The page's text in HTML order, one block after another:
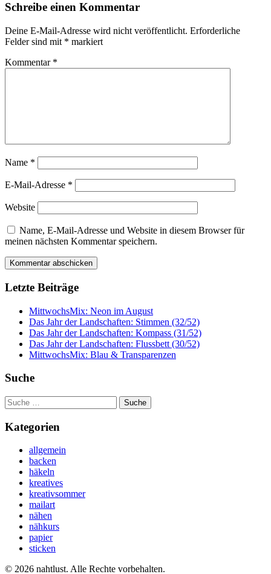
Schreibe einen Kommentar
Deine E-Mail-Adresse wird nicht veröffentlicht. Erforderliche
Felder sind mit * markiert
Kommentar *
Name *
E-Mail-Adresse *
Website
Name, E-Mail-Adresse und Website in diesem Browser für
meinen nächsten Kommentar speichern.
Letzte Beiträge
MittwochsMix: Neon im August
Das Jahr der Landschaften: Stimmen (32/52)
Das Jahr der Landschaften: Kompass (31/52)
Das Jahr der Landschaften: Flussbett (30/52)
MittwochsMix: Blau & Transparenzen
Suche
Suche
nach:
Kategorien
allgemein
backen
häkeln
kreatives
kreativsommer
mailart
nähen
nähkurs
papier
sticken
© 2026 nahtlust. Alle Rechte vorbehalten.